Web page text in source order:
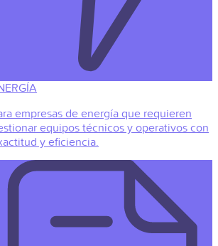
empresas de energía que requieren
equipos técnicos y operativos con
y eficiencia.